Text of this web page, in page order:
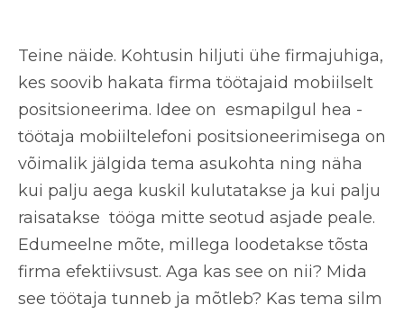
Teine näide. Kohtusin hiljuti ühe firmajuhiga,
kes soovib hakata firma töötajaid mobiilselt
positsioneerima. Idee on esmapilgul hea -
töötaja mobiiltelefoni positsioneerimisega on
võimalik jälgida tema asukohta ning näha
kui palju aega kuskil kulutatakse ja kui palju
raisatakse tööga mitte seotud asjade peale.
Edumeelne mõte, millega loodetakse tõsta
firma efektiivsust. Aga kas see on nii? Mida
see töötaja tunneb ja mõtleb? Kas tema silm